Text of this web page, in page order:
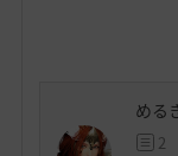
める
2